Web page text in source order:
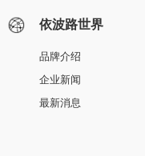
依波路世界
品牌介绍
企业新闻
最新消息